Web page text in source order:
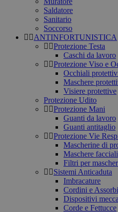
Saldatore
Sanitario
Soccorso
ANTINFORTUNISTICA
Protezione Testa
Caschi da lavoro
Protezione Viso e
Occhiali
Maschere
Visiere protettive
Protezione Udito
Protezione Mani
Guanti da lavoro
Guanti antitaglio
Protezione Vie
Mascherine di
Maschere facciali
Filtri per
Sistemi Anticaduta
Imbracature
Cordini e
Dispositivi
Corde e Fettucce